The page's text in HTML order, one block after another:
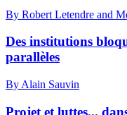
By Robert Letendre and
Des institutions
parallèles
By Alain Sauvin
Projet et luttes...